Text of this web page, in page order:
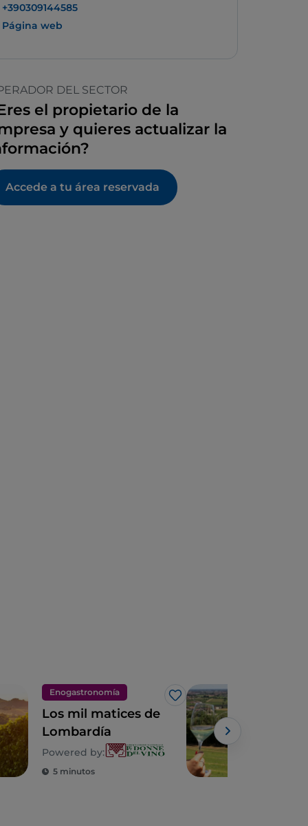
+390309144585
Página web
DEL SECTOR
el propietario de la
y quieres actualizar la
Accede a tu área reservada
Enogastronomía
Me gusta
Los mil matices de
Lombardía
Powered by:
5 minutos